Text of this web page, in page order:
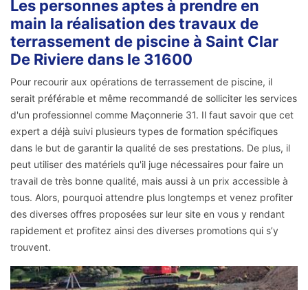
Les personnes aptes à prendre en
main la réalisation des travaux de
terrassement de piscine à Saint Clar
De Riviere dans le 31600
Pour recourir aux opérations de terrassement de piscine, il
serait préférable et même recommandé de solliciter les services
d'un professionnel comme Maçonnerie 31. Il faut savoir que cet
expert a déjà suivi plusieurs types de formation spécifiques
dans le but de garantir la qualité de ses prestations. De plus, il
peut utiliser des matériels qu'il juge nécessaires pour faire un
travail de très bonne qualité, mais aussi à un prix accessible à
tous. Alors, pourquoi attendre plus longtemps et venez profiter
des diverses offres proposées sur leur site en vous y rendant
rapidement et profitez ainsi des diverses promotions qui s’y
trouvent.